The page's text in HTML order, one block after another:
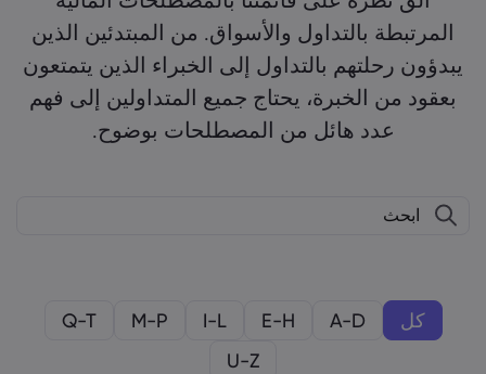
المرتبطة بالتداول والأسواق. من المبتدئين الذين
يبدؤون رحلتهم بالتداول إلى الخبراء الذين يتمتعون
بعقود من الخبرة، يحتاج جميع المتداولين إلى فهم
عدد هائل من المصطلحات بوضوح.
كل A-D
E-H
I-L
M-P
Q-T
U-Z